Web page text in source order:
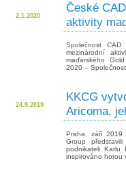
2.1.2020
České
aktivity
Společnost
mezinárodní
maďarského
2020 –
24.9.2019
KKCG
Aricoma,
Praha, září 2019
Group
podnikateli Karlu
inspirováno horou